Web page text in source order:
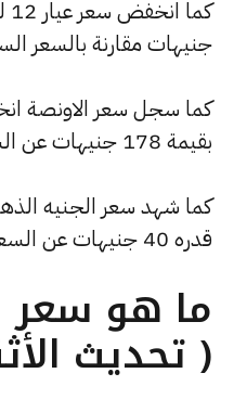
جنيهات مقارنة بالسعر السابق الذي بلغ 2614
بقيمة 178 جنيهات عن السعر السابق الذي كان 162627 جنيهًا للبيع و161738 جنيهًا للشراء.
قدره 40 جنيهات عن السعر السابق الذي بلغ 36600 جنيهًا للبيع و36400 جنيهًا للشراء.
( تحديث الأثنين 28 يوليو